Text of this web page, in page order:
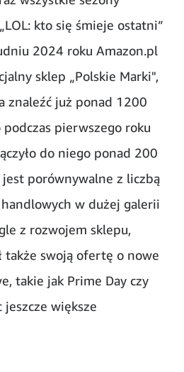
kto się śmieje ostatni”
2024 roku Amazon.pl
sklep „Polskie Marki",
znaleźć już ponad 1200
podczas pierwszego roku
do niego ponad 200
porównywalne z liczbą
w dużej galerii
z rozwojem sklepu,
także swoją ofertę o nowe
takie jak Prime Day czy
jeszcze większe